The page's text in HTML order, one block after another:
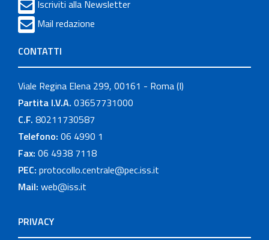
Iscriviti alla Newsletter
Mail redazione
CONTATTI
Viale Regina Elena 299, 00161 - Roma (I)
Partita I.V.A. 03657731000
C.F. 80211730587
Telefono: 06 4990 1
Fax: 06 4938 7118
PEC: protocollo.centrale@pec.iss.it
Mail: web@iss.it
PRIVACY